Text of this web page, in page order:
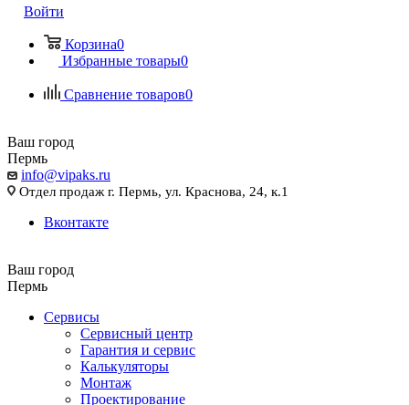
Войти
Корзина0
Избранные товары0
Сравнение товаров0
Ваш город
Пермь
info@vipaks.ru
Отдел продаж г. Пермь, ул. Краснова, 24, к.1
Вконтакте
Ваш город
Пермь
Сервисы
Сервисный центр
Гарантия и сервис
Калькуляторы
Монтаж
Проектирование